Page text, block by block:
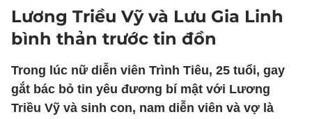
Lương Triều Vỹ và Lưu Gia Linh
bình thản trước tin đồn
Trong lúc nữ diễn viên Trình Tiêu, 25 tuổi, gay
gắt bác bỏ tin yêu đương bí mật với Lương
Triều Vỹ và sinh con, nam diễn viên và vợ là